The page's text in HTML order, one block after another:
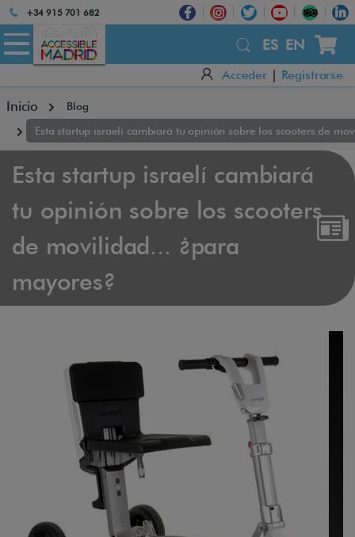
Atención:
Este
sitio
cuenta
un
sistema
accesibilidad.
+34 915 701 682
ES EN
Acceder Registrarse
Inicio
Blog
Esta startup israelí cambiará tu opinión sobre los scooters de
Esta startup israelí cambiará
tu opinión sobre los scooters
de movilidad... ¿para
mayores?